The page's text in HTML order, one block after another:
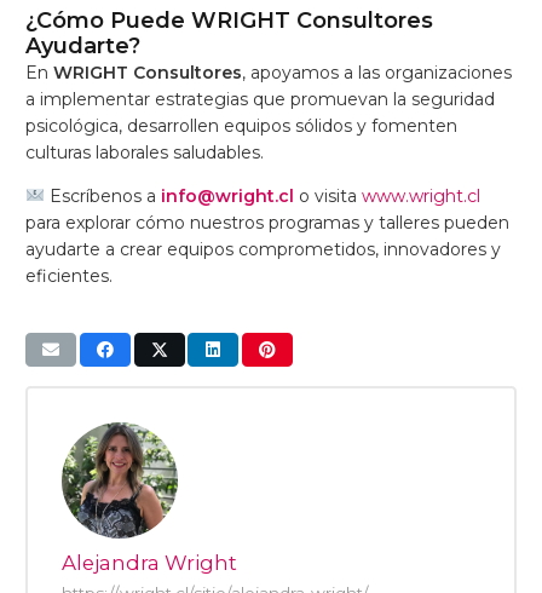
¿Cómo Puede WRIGHT Consultores
Ayudarte?
En WRIGHT Consultores, apoyamos a las organizaciones
a implementar estrategias que promuevan la seguridad
psicológica, desarrollen equipos sólidos y fomenten
culturas laborales saludables.
Escríbenos a info@wright.cl o visita www.wright.cl
para explorar cómo nuestros programas y talleres pueden
ayudarte a crear equipos comprometidos, innovadores y
eficientes.
Alejandra Wright